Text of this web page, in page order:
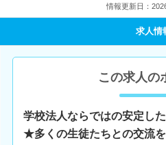
情報更新日：
求人情
この求人の
学校法人ならではの安定し
★多くの生徒たちとの交流